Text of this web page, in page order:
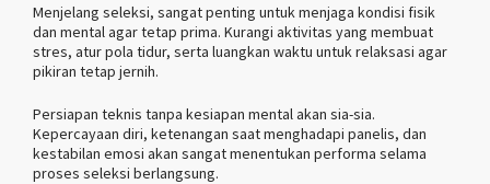
Menjelang seleksi, sangat penting untuk menjaga kondisi fisik
dan mental agar tetap prima. Kurangi aktivitas yang membuat
stres, atur pola tidur, serta luangkan waktu untuk relaksasi agar
pikiran tetap jernih.
Persiapan teknis tanpa kesiapan mental akan sia-sia.
Kepercayaan diri, ketenangan saat menghadapi panelis, dan
kestabilan emosi akan sangat menentukan performa selama
proses seleksi berlangsung.